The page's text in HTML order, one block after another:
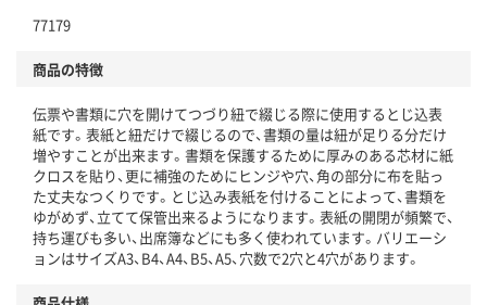
77179
商品の特徴
伝票や書類に穴を開けてつづり紐で綴じる際に使用するとじ込表
紙です。表紙と紐だけで綴じるので、書類の量は紐が足りる分だけ
増やすことが出来ます。書類を保護するために厚みのある芯材に紙
クロスを貼り、更に補強のためにヒンジや穴、角の部分に布を貼っ
た丈夫なつくりです。とじ込み表紙を付けることによって、書類を
ゆがめず、立てて保管出来るようになります。表紙の開閉が頻繁で、
持ち運びも多い、出席簿などにも多く使われています。バリエーシ
ョンはサイズA3、B4、A4、B5、A5、穴数で2穴と4穴があります。